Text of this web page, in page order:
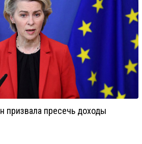
призвала пресечь доходы